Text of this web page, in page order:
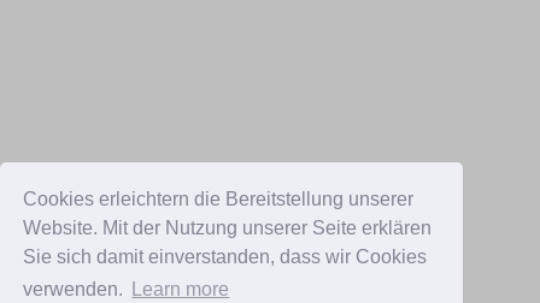
Cookies erleichtern die Bereitstellung unserer
Website. Mit der Nutzung unserer Seite erklären
Sie sich damit einverstanden, dass wir Cookies
verwenden.
Learn more